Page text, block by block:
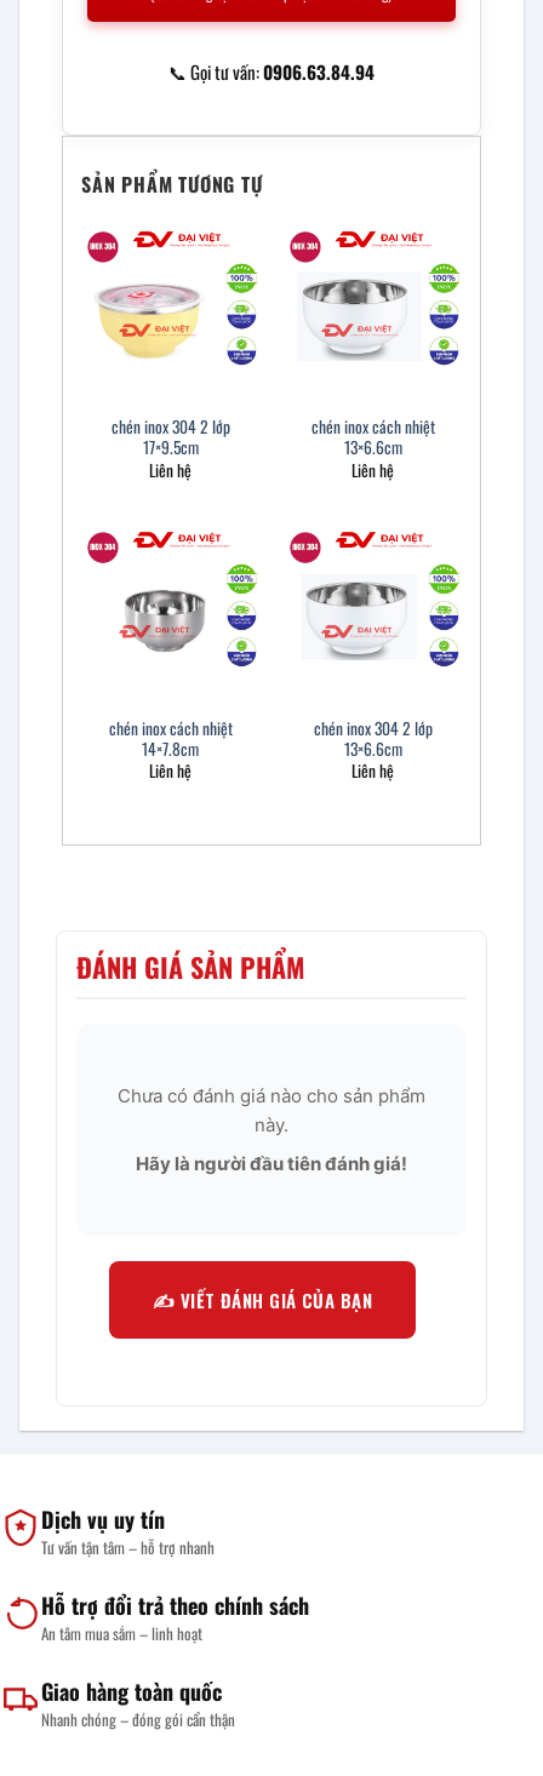
📞 Gọi tư vấn:0906.63.84.94
SẢN PHẨM TƯƠNG TỰ
chén inox 304 2 lớp
17×9.5cm
Liên hệ
chén inox cách nhiệt
13×6.6cm
Liên hệ
chén inox cách nhiệt
14×7.8cm
Liên hệ
chén inox 304 2 lớp
13×6.6cm
Liên hệ
ĐÁNH GIÁ SẢN PHẨM
Chưa có đánh giá nào cho sản phẩm
này.
Hãy là người đầu tiên đánh giá!
✍️ VIẾT ĐÁNH GIÁ CỦA BẠN
Dịch vụ uy tín
Tư vấn tận tâm – hỗ trợ nhanh
Hỗ trợ đổi trả theo chính sách
An tâm mua sắm – linh hoạt
Giao hàng toàn quốc
Nhanh chóng – đóng gói cẩn thận